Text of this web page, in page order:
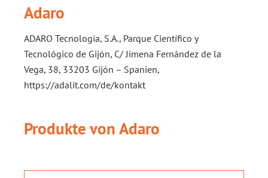
Adaro
ADARO Tecnología, S.A., Parque Científico y
Tecnológico de Gijón, C/ Jimena Fernández de la
Vega, 38, 33203 Gijón – Spanien,
https://adalit.com/de/kontakt
Produkte von Adaro